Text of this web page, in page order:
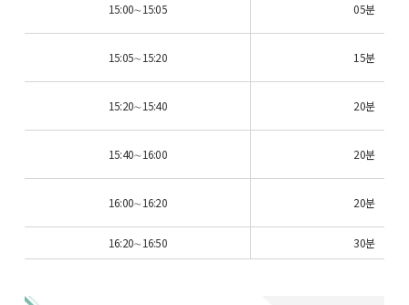
15:00∼15:05 05분
15:05∼15:20 15분
15:20∼15:40 20분
15:40∼16:00 20분
16:00∼16:20 20분
16:20∼16:50 30분